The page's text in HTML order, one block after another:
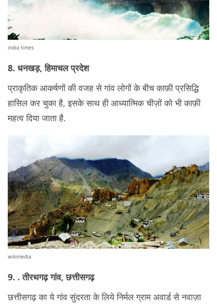
india times
8. धनखड़, हिमाचल प्रदेश
प्राकृतिक आकर्षणों की वजह से गांव लोगों के बीच काफ़ी प्रसिद्धि
हासिल कर चुका है, इसके साथ ही आध्यात्मिक चीज़ों को भी काफ़ी
महत्व दिया जाता है.
wikimedia
9. . तीरथगढ़ गांव, छत्तीसगढ़
छत्तीसगढ़ का ये गांव सुंदरता के लिये निर्मल ग्राम अवार्ड से नवाज़ा